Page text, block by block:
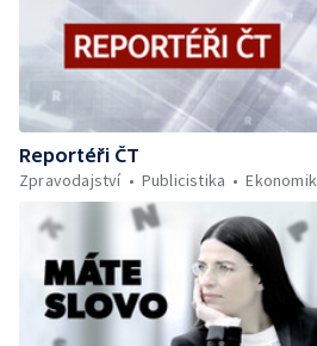
Reportéři ČT
Zpravodajství
Publicistika